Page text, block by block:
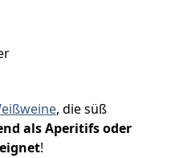
, die süß
als Aperitifs oder
!